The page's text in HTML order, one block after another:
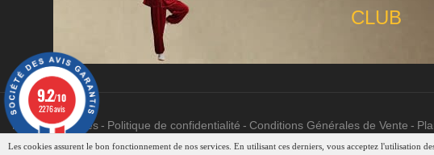
CLUB
Mentions légales Politique de confidentialité Conditions Générales de Vente
Les cookies assurent le bon fonctionnement de nos services. En utilisant ces derniers, vous acceptez l'utilisation
9.2/10
2276 avis